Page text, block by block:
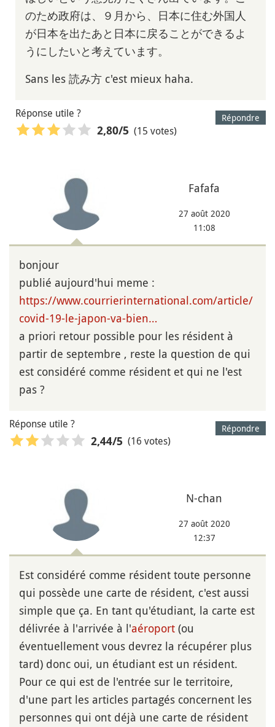
のため政府は、９月から、日本に住む外国人
が日本を出たあと日本に戻ることができるよ
うにしたいと考えています。
Sans les 読み方 c'est mieux haha.
Répondre
Réponse utile ?
2,80/5 (15 votes)
Fafafa
27 août 2020
11:08
bonjour
publié aujourd'hui meme :
https://www.courrierinternational.com/article/
covid-19-le-japon-va-bien…
a priori retour possible pour les résident à
partir de septembre , reste la question de qui
est considéré comme résident et qui ne l'est
pas ?
Répondre
Réponse utile ?
2,44/5 (16 votes)
N-chan
27 août 2020
12:37
Est considéré comme résident toute personne
qui possède une carte de résident, c'est aussi
simple que ça. En tant qu'étudiant, la carte est
délivrée à l'arrivée à l'aéroport (ou
éventuellement vous devrez la récupérer plus
tard) donc oui, un étudiant est un résident.
Pour ce qui est de l'entrée sur le territoire,
d'une part les articles partagés concernent les
personnes qui ont déjà une carte de résident